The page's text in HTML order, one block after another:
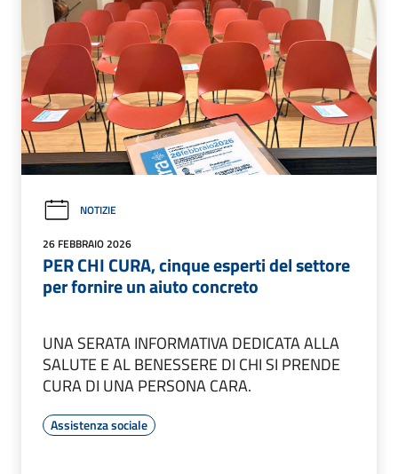
NOTIZIE
26 FEBBRAIO 2026
PER CHI CURA, cinque esperti del settore
per fornire un aiuto concreto
UNA SERATA INFORMATIVA DEDICATA ALLA
SALUTE E AL BENESSERE DI CHI SI PRENDE
CURA DI UNA PERSONA CARA.
Assistenza sociale